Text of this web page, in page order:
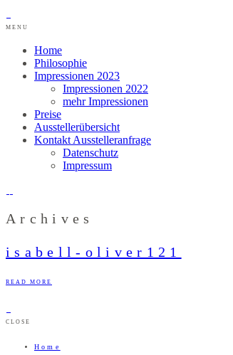
MENU
Home
Philosophie
Impressionen 2023
Impressionen 2022
mehr Impressionen
Preise
Ausstellerübersicht
Kontakt Ausstelleranfrage
Datenschutz
Impressum
Archives
isabell-oliver121
READ MORE
CLOSE
Home